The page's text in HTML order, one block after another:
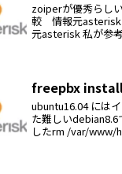
zoiperが優秀らし
較 情報元asterisk
元asterisk 私が参
freepbx install
ubuntu16.04 には
た難しい
したrm /var/www/